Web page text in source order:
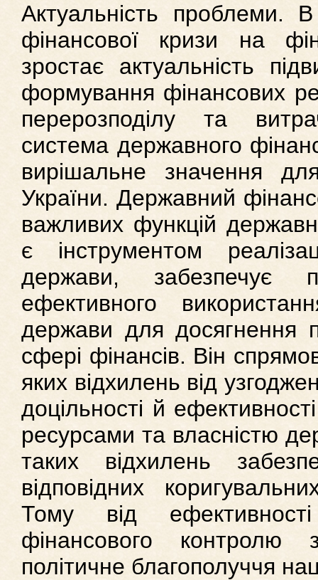
Актуальність проблеми.
фінансової кризи на
зростає актуальність
формування фінансових
перерозподілу та
система державного
вирішальне значення
України. Державний
важливих функцій
є інструментом
держави, забезпечує
ефективного
держави для досягнення
сфері фінансів. Він
яких відхилень від
доцільності й
ресурсами та власністю
таких відхилень
відповідних
Тому від
фінансового контролю
політичне благополуччя